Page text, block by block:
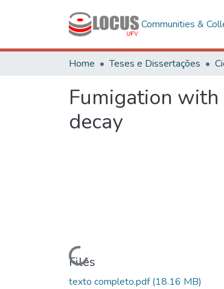
Communities &
Home Teses e Dissertações
Fumigation
decay
Loading...
Files
texto completo.pdf(18.16 MB)